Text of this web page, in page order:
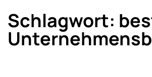
Schlagwort: